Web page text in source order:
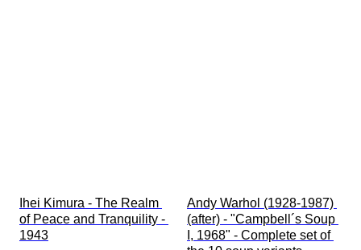
Ihei Kimura - The Realm
of Peace and Tranquility -
1943
Andy Warhol (1928-1987)
(after) - "Campbell´s Soup
I, 1968" - Complete set of